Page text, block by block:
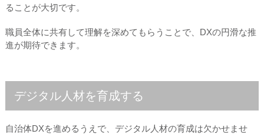
ることが大切です。
職員全体に共有して理解を深めてもらうことで、DXの円滑な推
進が期待できます。
デジタル人材を育成する
自治体DXを進めるうえで、デジタル人材の育成は欠かせませ